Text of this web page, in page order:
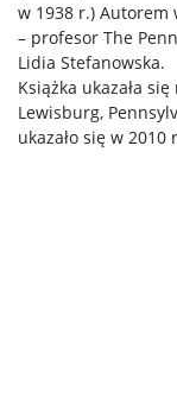
w 1938 r.) Autorem
– profesor The
Lidia Stefanowska.
Książka ukazała
Lewisburg,
ukazało się w 2010